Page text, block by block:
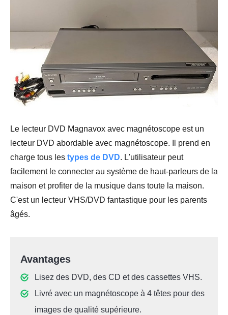
Le lecteur DVD Magnavox avec magnétoscope est un
lecteur DVD abordable avec magnétoscope. Il prend en
charge tous les types de DVD. L'utilisateur peut
facilement le connecter au système de haut-parleurs de la
maison et profiter de la musique dans toute la maison.
C'est un lecteur VHS/DVD fantastique pour les parents
âgés.
Avantages
Lisez des DVD, des CD et des cassettes VHS.
Livré avec un magnétoscope à 4 têtes pour des
images de qualité supérieure.